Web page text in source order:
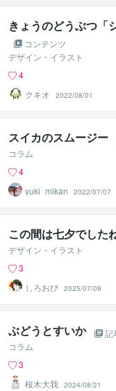
きょうのどうぶつ「
コンテンツ
デザイン・イラスト
4
クキオ
2022/08/01
スイカのスムージー
コラム
4
yuki_mikan
2022/07/07
この間は七夕でした
デザイン・イラスト
3
しろおび 2025/07/09
ぶどうとすいか
記
コラム
3
桜木大我 2024/08/21